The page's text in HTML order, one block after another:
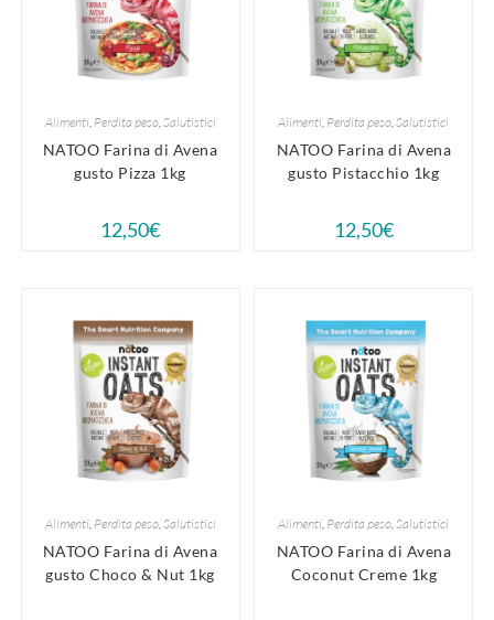
Alimenti, Perdita peso,Salutistici
NATOO Farina di Avena
gusto Pizza 1kg
12,50€
Alimenti, Perdita peso,Salutistici
NATOO Farina di Avena
gusto Pistacchio 1kg
12,50€
Alimenti, Perdita peso, Salutistici
NATOO Farina di Avena
gusto Choco & Nut 1kg
Alimenti Perdita peso ,Salutistici
NATOO Farina di Avena
Coconut Creme 1kg